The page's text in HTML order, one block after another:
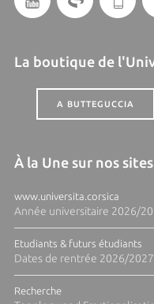
La boutique de
A BUTTEGUCCIA
À la Une sur nos
www.universita.corsica
Année universitaire 2026/
Etudiants & futurs étudiants
Dates de rentrée 2026/
Recherche